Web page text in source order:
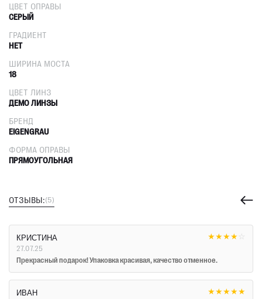
ЦВЕТ ОПРАВЫ
СЕРЫЙ
ГРАДИЕНТ
НЕТ
ШИРИНА МОСТА
18
ЦВЕТ ЛИНЗ
ДЕМО ЛИНЗЫ
БРЕНД
EIGENGRAU
ФОРМА ОПРАВЫ
ПРЯМОУГОЛЬНАЯ
ОТЗЫВЫ:(5)
КРИСТИНА
27.07.25
★★★★
Прекрасный подарок! Упаковка красивая, качество отменное.
ИВАН ★★★★★